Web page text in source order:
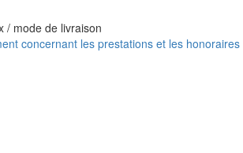
/ mode de livraison
concernant les prestations et les